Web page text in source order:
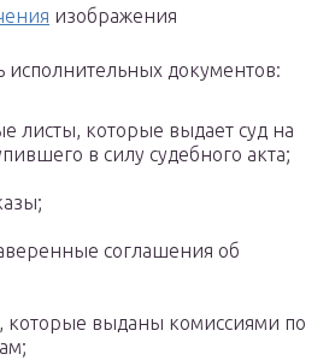
изображения
документов:
листы, которые выдает суд на
в силу судебного акта;
соглашения об
которые выданы комиссиями по